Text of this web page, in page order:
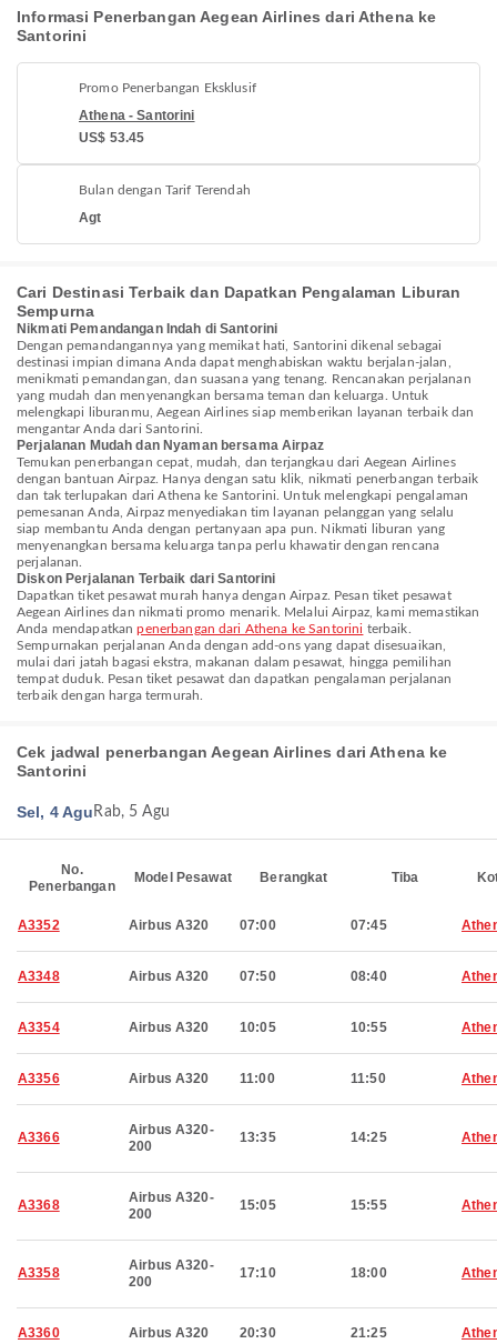
Informasi Penerbangan Aegean Airlines dari Athena ke
Santorini
Promo Penerbangan Eksklusif
Athena - Santorini
US$ 53.45
Bulan dengan Tarif Terendah
Agt
Cari Destinasi Terbaik dan Dapatkan Pengalaman Liburan
Sempurna
Nikmati Pemandangan Indah di Santorini
Dengan pemandangannya yang memikat hati, Santorini dikenal sebagai
destinasi impian dimana Anda dapat menghabiskan waktu berjalan-jalan,
menikmati pemandangan, dan suasana yang tenang. Rencanakan perjalanan
yang mudah dan menyenangkan bersama teman dan keluarga. Untuk
melengkapi liburanmu, Aegean Airlines siap memberikan layanan terbaik dan
mengantar Anda dari Santorini.
Perjalanan Mudah dan Nyaman bersama Airpaz
Temukan penerbangan cepat, mudah, dan terjangkau dari Aegean Airlines
dengan bantuan Airpaz. Hanya dengan satu klik, nikmati penerbangan terbaik
dan tak terlupakan dari Athena ke Santorini. Untuk melengkapi pengalaman
pemesanan Anda, Airpaz menyediakan tim layanan pelanggan yang selalu
siap membantu Anda dengan pertanyaan apa pun. Nikmati liburan yang
menyenangkan bersama keluarga tanpa perlu khawatir dengan rencana
perjalanan.
Diskon Perjalanan Terbaik dari Santorini
Dapatkan tiket pesawat murah hanya dengan Airpaz. Pesan tiket pesawat
Aegean Airlines dan nikmati promo menarik. Melalui Airpaz, kami memastikan
Anda mendapatkanpenerbangan dari Athena ke Santorini terbaik.
Sempurnakan perjalanan Anda dengan add-ons yang dapat disesuaikan,
mulai dari jatah bagasi ekstra, makanan dalam pesawat, hingga pemilihan
tempat duduk. Pesan tiket pesawat dan dapatkan pengalaman perjalanan
terbaik dengan harga termurah.
Cek jadwal penerbangan Aegean Airlines dari Athena ke
Santorini
Sel, 4 Agu Rab, 5 Agu
No.
Penerbangan
Model Pesawat Berangkat Tiba
A3352 Airbus A320 07:00 07:45
A3348 Airbus A320 07:50 08:40
A3354 Airbus A320 10:05 10:55
A3356 Airbus A320 11:00 11:50
A3366
Airbus A320-
200
13:35 14:25
A3368
Airbus A320-
200
15:05 15:55
A3358
Airbus A320-
200
17:10 18:00
A3360 Airbus A320 20:30 21:25